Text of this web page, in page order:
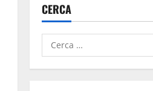
CERCA